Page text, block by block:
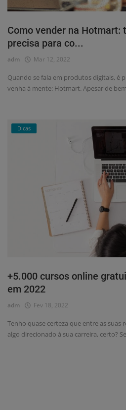
Como vender na Hotmart:
precisa para co...
adm Mar 12, 2022
Quando se fala em produtos digitais, é
venha à mente: Hotmart. Apesar de
Dicas
+5.000 cursos online
em 2022
adm Fev 18, 2022
Tenho quase certeza que entre as suas
algo direcionado à sua carreira, certo?